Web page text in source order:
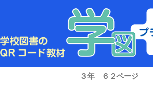
ス
キ
３年 ６２ページ